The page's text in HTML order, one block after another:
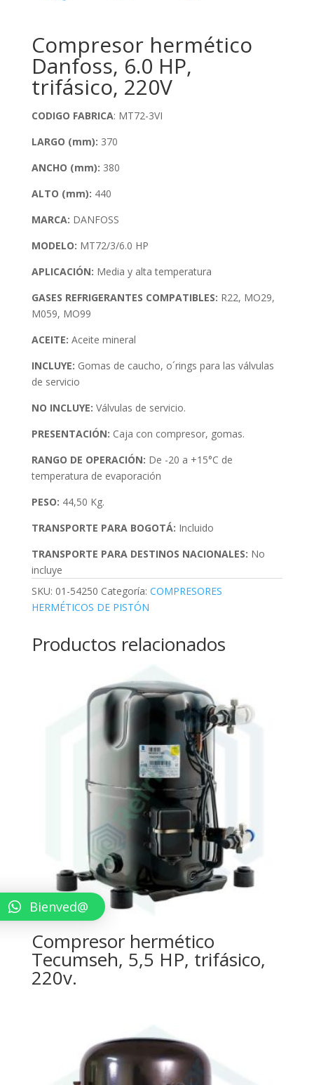
Compresor hermético
Danfoss, 6.0 HP,
trifásico, 220V
CODIGO FABRICA: MT72-3VI
LARGO (mm): 370
ANCHO (mm): 380
ALTO (mm): 440
MARCA: DANFOSS
MODELO: MT72/3/6.0 HP
APLICACIÓN: Media y alta temperatura
GASES REFRIGERANTES COMPATIBLES: R22, MO29,
M059, MO99
ACEITE: Aceite mineral
INCLUYE: Gomas de caucho, o´rings para las válvulas
de servicio
NO INCLUYE: Válvulas de servicio.
PRESENTACIÓN: Caja con compresor, gomas.
RANGO DE OPERACIÓN: De -20 a +15°C de
temperatura de evaporación
PESO: 44,50 Kg.
TRANSPORTE PARA BOGOTÁ: Incluido
TRANSPORTE PARA DESTINOS NACIONALES: No
incluye
SKU: 01-54250 Categoría: COMPRESORES
HERMÉTICOS DE PISTÓN
Productos relacionados
Compresor hermético
Tecumseh, 5,5 HP, trifásico,
220v.
Bienved@